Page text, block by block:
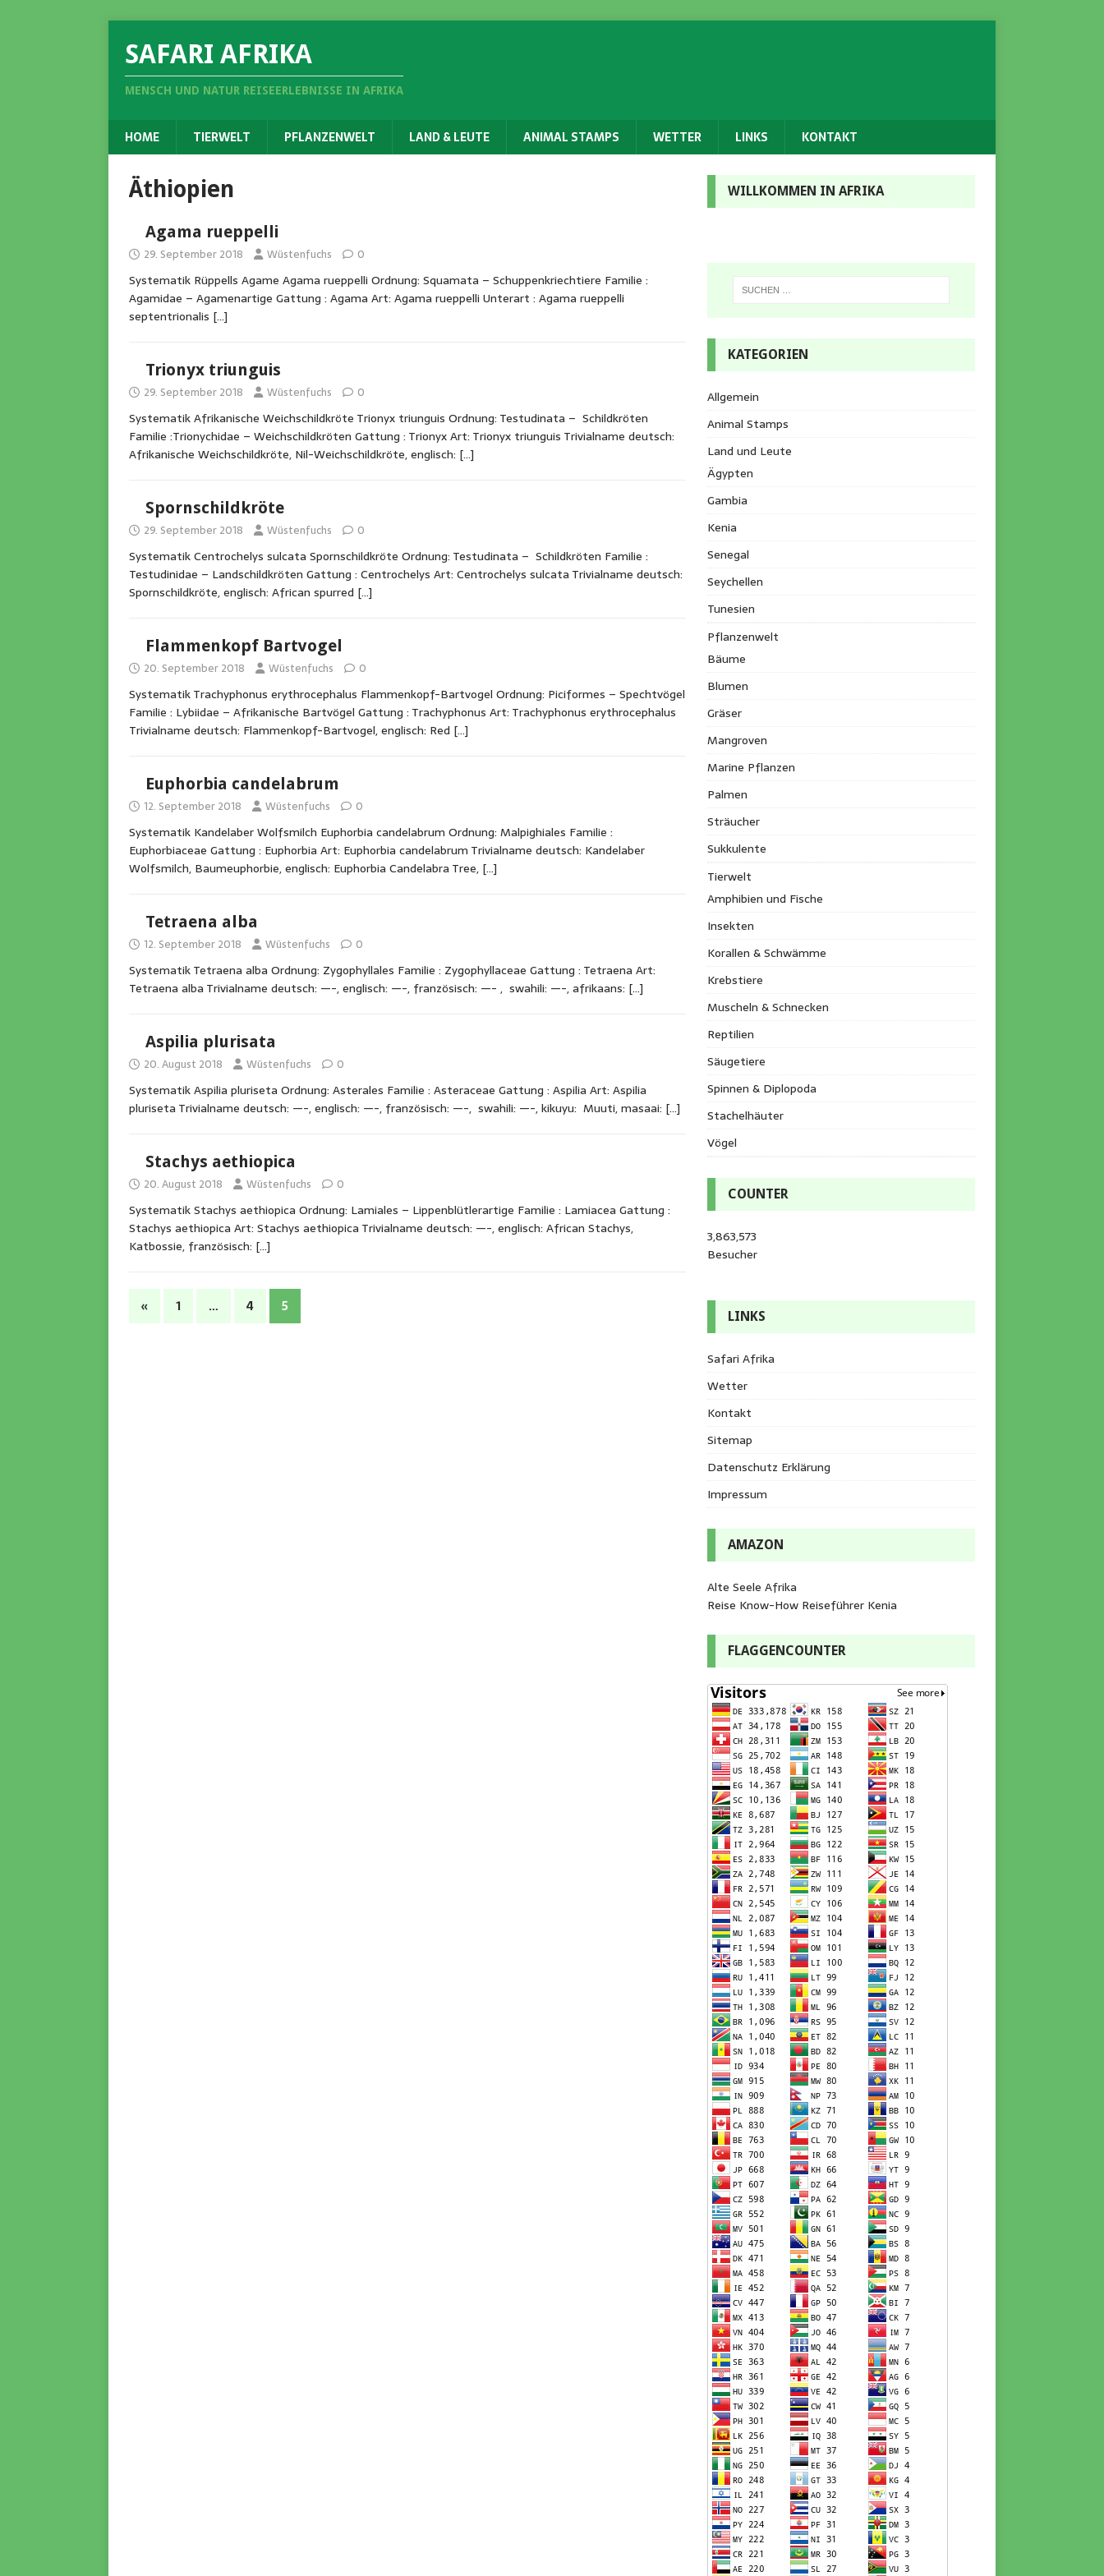
SAFARI AFRIKA
MENSCH UND NATUR REISEERLEBNISSE IN AFRIKA
HOME TIERWELT PFLANZENWELT LAND & LEUTE ANIMAL STAMPS WETTER LINKS KONTAKT
Äthiopien
Agama rueppelli
29. September 2018 Wüstenfuchs 0
Systematik Rüppells Agame Agama rueppelli Ordnung: Squamata – Schuppenkriechtiere Familie :
Agamidae – Agamenartige Gattung : Agama Art: Agama rueppelli Unterart : Agama rueppelli
septentrionalis […]
Trionyx triunguis
29. September 2018 Wüstenfuchs 0
Systematik Afrikanische Weichschildkröte Trionyx triunguis Ordnung: Testudinata – Schildkröten
Familie :Trionychidae – Weichschildkröten Gattung : Trionyx Art: Trionyx triunguis Trivialname deutsch:
Afrikanische Weichschildkröte, Nil-Weichschildkröte, englisch: […]
Spornschildkröte
29. September 2018 Wüstenfuchs 0
Systematik Centrochelys sulcata Spornschildkröte Ordnung: Testudinata – Schildkröten Familie :
Testudinidae – Landschildkröten Gattung : Centrochelys Art: Centrochelys sulcata Trivialname deutsch:
Spornschildkröte, englisch: African spurred […]
Flammenkopf Bartvogel
20. September 2018 Wüstenfuchs 0
Systematik Trachyphonus erythrocephalus Flammenkopf-Bartvogel Ordnung: Piciformes – Spechtvögel
Familie : Lybiidae – Afrikanische Bartvögel Gattung : Trachyphonus Art: Trachyphonus erythrocephalus
Trivialname deutsch: Flammenkopf-Bartvogel, englisch: Red […]
Euphorbia candelabrum
12. September 2018 Wüstenfuchs 0
Systematik Kandelaber Wolfsmilch Euphorbia candelabrum Ordnung: Malpighiales Familie :
Euphorbiaceae Gattung : Euphorbia Art: Euphorbia candelabrum Trivialname deutsch: Kandelaber
Wolfsmilch, Baumeuphorbie, englisch: Euphorbia Candelabra Tree, […]
Tetraena alba
12. September 2018 Wüstenfuchs 0
Systematik Tetraena alba Ordnung: Zygophyllales Familie : Zygophyllaceae Gattung : Tetraena Art:
Tetraena alba Trivialname deutsch: —-, englisch: —-, französisch: —- , swahili: —-, afrikaans: […]
Aspilia plurisata
20. August 2018 Wüstenfuchs 0
Systematik Aspilia pluriseta Ordnung: Asterales Familie : Asteraceae Gattung : Aspilia Art: Aspilia
pluriseta Trivialname deutsch: —-, englisch: —-, französisch: —-, swahili: —-, kikuyu: Muuti, masaai: […]
Stachys aethiopica
20. August 2018 Wüstenfuchs 0
Systematik Stachys aethiopica Ordnung: Lamiales – Lippenblütlerartige Familie : Lamiacea Gattung :
Stachys aethiopica Art: Stachys aethiopica Trivialname deutsch: —-, englisch: African Stachys,
Katbossie, französisch: […]
« 1 … 4 5
WILLKOMMEN IN AFRIKA
KATEGORIEN
Allgemein
Animal Stamps
Land und Leute
Ägypten
Gambia
Kenia
Senegal
Seychellen
Tunesien
Pflanzenwelt
Bäume
Blumen
Gräser
Mangroven
Marine Pflanzen
Palmen
Sträucher
Sukkulente
Tierwelt
Amphibien und Fische
Insekten
Korallen & Schwämme
Krebstiere
Muscheln & Schnecken
Reptilien
Säugetiere
Spinnen & Diplopoda
Stachelhäuter
Vögel
COUNTER
3,863,573
Besucher
LINKS
Safari Afrika
Wetter
Kontakt
Sitemap
Datenschutz Erklärung
Impressum
AMAZON
Alte Seele Afrika
Reise Know-How Reiseführer Kenia
FLAGGENCOUNTER